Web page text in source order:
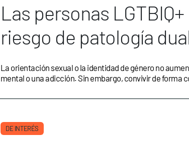
Las personas
riesgo de patología
discriminación
La orientación sexual o la identidad de género no
mental o una adicción. Sin embargo, convivir de forma
DE INTERÉS